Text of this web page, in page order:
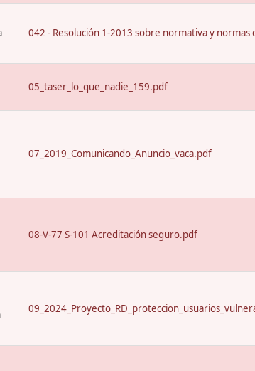
042 - Resolución 1-2013 sobre normativa y
05_taser_lo_que_nadie_159.pdf
07_2019_Comunicando_Anuncio_vaca.pdf
08-V-77 S-101 Acreditación seguro.pdf